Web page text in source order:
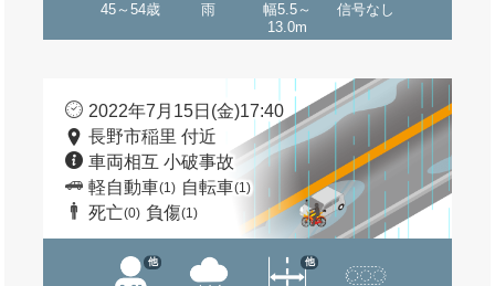
45～54歳 雨
幅5.5～
13.0m
信号なし
2022年7月15日(金)17:40
長野市稲里 付近
車両相互 小破事故
軽自動車(1) 自転車(1)
死亡(0) 負傷(1)
他 他